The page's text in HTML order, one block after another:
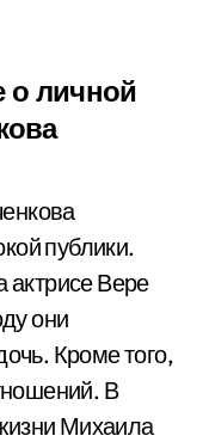
о личной
публики.
актрисе Вере
они
Кроме того,
В
Михаила